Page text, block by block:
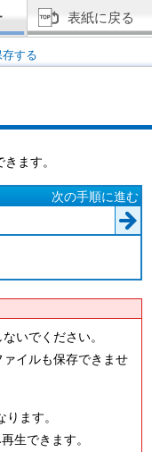
表紙に戻る
する
ます。
次の手順に進む
いでください。
イルも保存できませ
ます。
生できます。